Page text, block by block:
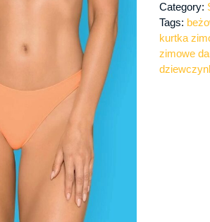
Category:
Tags:
kurtka
zimowe